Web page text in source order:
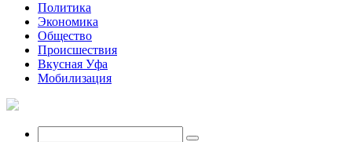
Политика
Экономика
Общество
Происшествия
Вкусная Уфа
Мобилизация